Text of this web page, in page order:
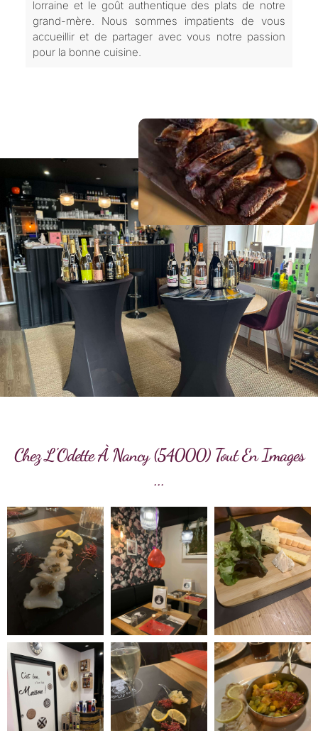
lorraine et le goût authentique des plats de notre
grand-mère. Nous sommes impatients de vous
accueillir et de partager avec vous notre passion
pour la bonne cuisine.
Chez L'Odette À Nancy (54000) Tout En Images
...